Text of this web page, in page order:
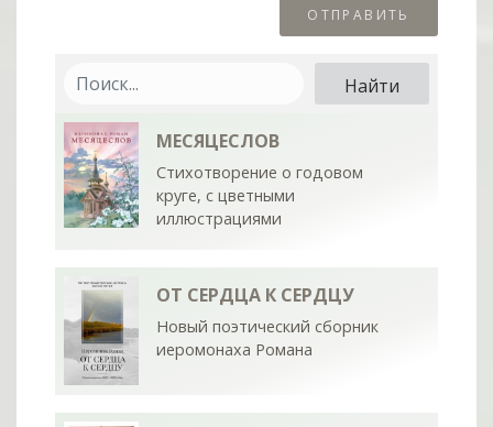
МЕСЯЦЕСЛОВ
Стихотворение о годовом
круге, с цветными
иллюстрациями
ОТ СЕРДЦА К СЕРДЦУ
Новый поэтический сборник
иеромонаха Романа